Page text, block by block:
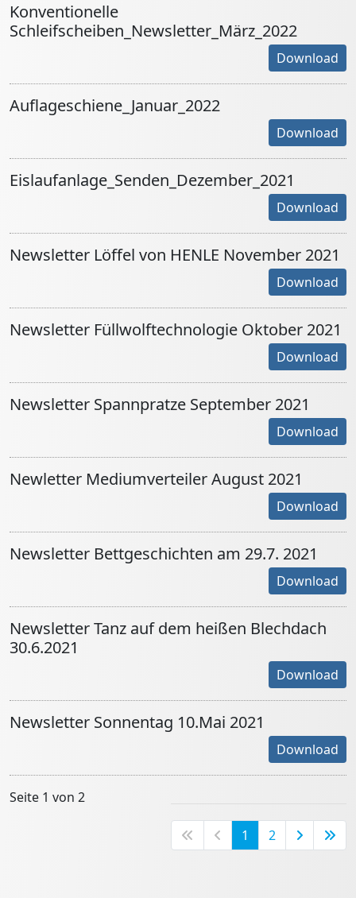
Konventionelle
Schleifscheiben_Newsletter_März_2022
Download
Auflageschiene_Januar_2022
Download
Eislaufanlage_Senden_Dezember_2021
Download
Newsletter Löffel von HENLE November 2021
Download
Newsletter Füllwolftechnologie Oktober 2021
Download
Newsletter Spannpratze September 2021
Download
Newletter Mediumverteiler August 2021
Download
Newsletter Bettgeschichten am 29.7. 2021
Download
Newsletter Tanz auf dem heißen Blechdach
30.6.2021
Download
Newsletter Sonnentag 10.Mai 2021
Download
Seite 1 von 2
1 2